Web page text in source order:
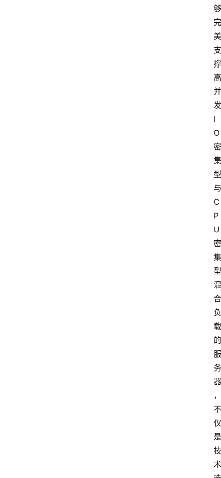
够
完
美
支
撑
高
并
发
I
O
密
集
型
与
C
P
U
密
集
型
混
合
负
载
的
服
务
器
，
不
仅
是
技
术